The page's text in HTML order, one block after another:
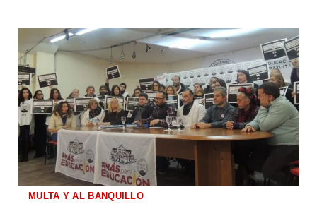
MULTA Y AL BANQUILLO